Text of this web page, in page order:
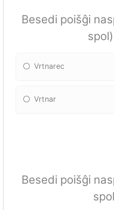
Besedi poišĝi
Vrtnarec
Vrtnar
Besedi poišĝi